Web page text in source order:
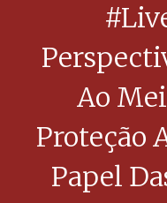
Ao
Proteção
Papel